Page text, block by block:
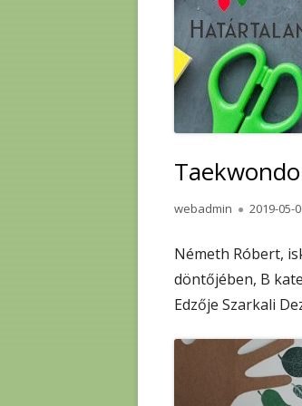
Taekwondo
Author
webadmin 2019-05-
Németh Róbert,
döntőjében, B
Edzője Szarkali